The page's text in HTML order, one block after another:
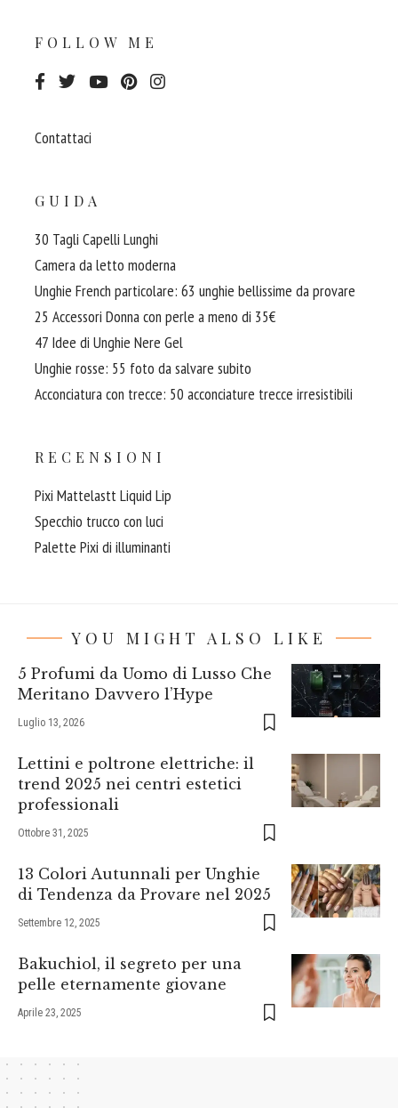
FOLLOW ME
Contattaci
GUIDA
30 Tagli Capelli Lunghi
Camera da letto moderna
Unghie French particolare: 63 unghie bellissime da provare
25 Accessori Donna con perle a meno di 35€
47 Idee di Unghie Nere Gel
Unghie rosse: 55 foto da salvare subito
Acconciatura con trecce: 50 acconciature trecce irresistibili
RECENSIONI
Pixi Mattelastt Liquid Lip
Specchio trucco con luci
Palette Pixi di illuminanti
YOU MIGHT ALSO LIKE
5 Profumi da Uomo di Lusso Che
Meritano Davvero l’Hype
Luglio 13, 2026
Lettini e poltrone elettriche: il
trend 2025 nei centri estetici
professionali
Ottobre 31, 2025
13 Colori Autunnali per Unghie
di Tendenza da Provare nel 2025
Settembre 12, 2025
Bakuchiol, il segreto per una
pelle eternamente giovane
Aprile 23, 2025